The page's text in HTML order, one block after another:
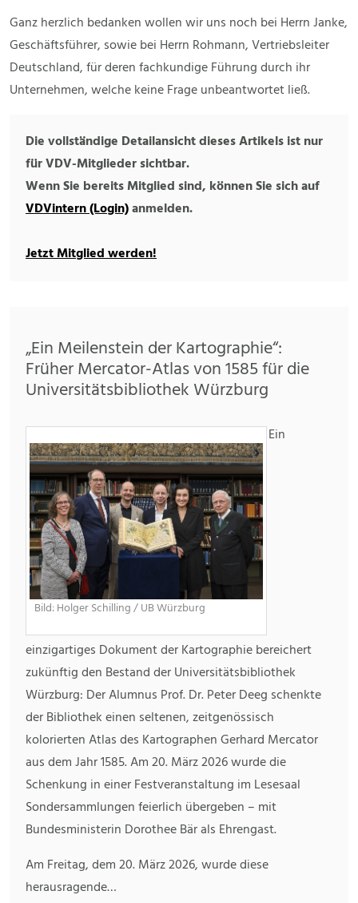
Ganz herzlich bedanken wollen wir uns noch bei Herrn Janke,
Geschäftsführer, sowie bei Herrn Rohmann, Vertriebsleiter
Deutschland, für deren fachkundige Führung durch ihr
Unternehmen, welche keine Frage unbeantwortet ließ.
Die vollständige Detailansicht dieses Artikels ist nur
für VDV-Mitglieder sichtbar.
Wenn Sie bereits Mitglied sind, können Sie sich auf
VDVintern (Login)anmelden.
Jetzt Mitglied werden!
„Ein Meilenstein der Kartographie“:
Früher Mercator-Atlas von 1585 für die
Universitätsbibliothek Würzburg
Bild: Holger Schilling / UB Würzburg
Ein
einzigartiges Dokument der Kartographie bereichert
zukünftig den Bestand der Universitätsbibliothek
Würzburg: Der Alumnus Prof. Dr. Peter Deeg schenkte
der Bibliothek einen seltenen, zeitgenössisch
kolorierten Atlas des Kartographen Gerhard Mercator
aus dem Jahr 1585. Am 20. März 2026 wurde die
Schenkung in einer Festveranstaltung im Lesesaal
Sondersammlungen feierlich übergeben – mit
Bundesministerin Dorothee Bär als Ehrengast.
Am Freitag, dem 20. März 2026, wurde diese
herausragende…